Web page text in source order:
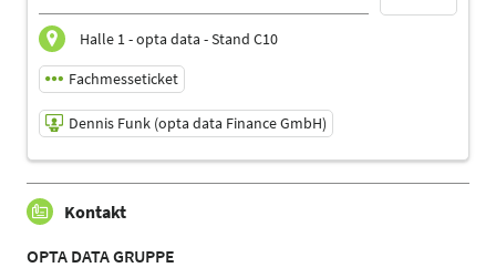
Themen
Management | Physiotherapeuten | Podologen | Trainer,
Übungsleiter Reha-und Gesundheitssport
Halle 1 - opta data - Stand C10
Fachmesseticket
Dennis Funk (opta data Finance GmbH)
Dennis Funk (opta data Finance GmbH)
Sprache
Kontakt
OPTA DATA GRUPPE